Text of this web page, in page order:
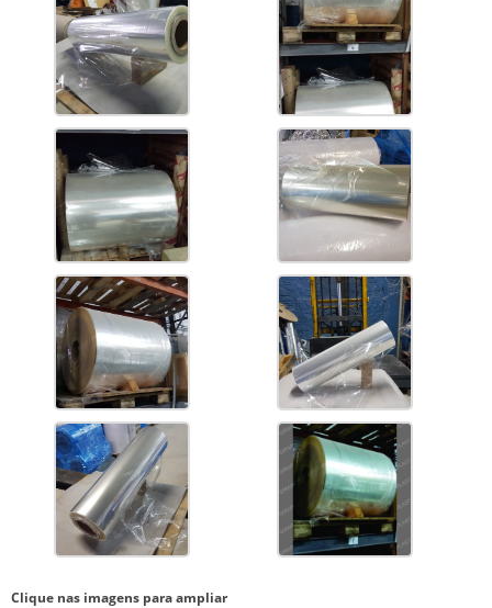
Clique nas imagens para ampliar